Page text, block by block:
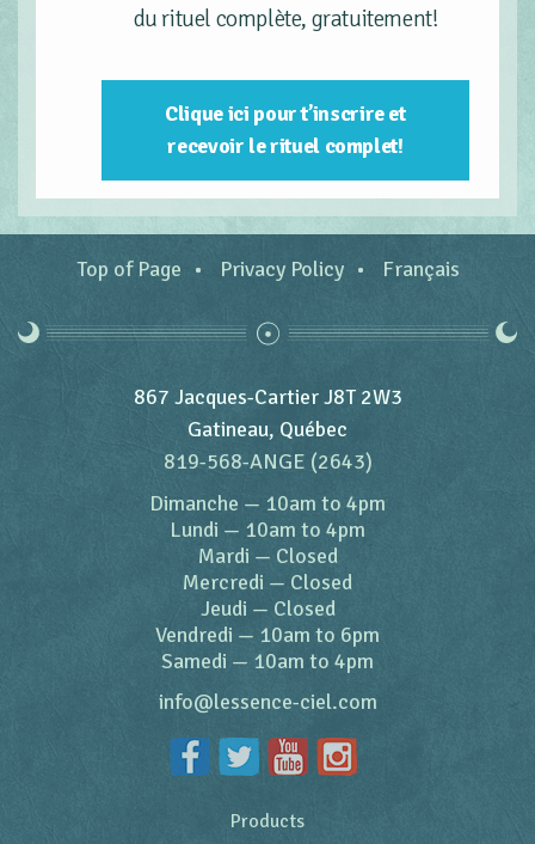
du rituel complète, gratuitement!
Clique ici pour t’inscrire et
recevoir le rituel complet!
Top of Page Privacy Policy Français
867 Jacques-Cartier J8T 2W3
Gatineau, Québec
819-568-ANGE (2643)
Dimanche — 10am to 4pm
Lundi — 10am to 4pm
Mardi — Closed
Mercredi — Closed
Jeudi — Closed
Vendredi — 10am to 6pm
Samedi — 10am to 4pm
info@lessence-ciel.com
Products